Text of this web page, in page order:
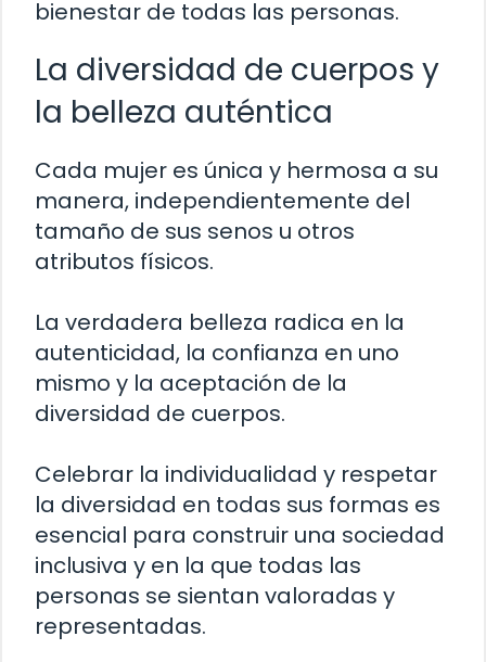
bienestar de todas las personas.
La diversidad de cuerpos y
la belleza auténtica
Cada mujer es única y hermosa a su
manera, independientemente del
tamaño de sus senos u otros
atributos físicos.
La verdadera belleza radica en la
autenticidad, la confianza en uno
mismo y la aceptación de la
diversidad de cuerpos.
Celebrar la individualidad y respetar
la diversidad en todas sus formas es
esencial para construir una sociedad
inclusiva y en la que todas las
personas se sientan valoradas y
representadas.